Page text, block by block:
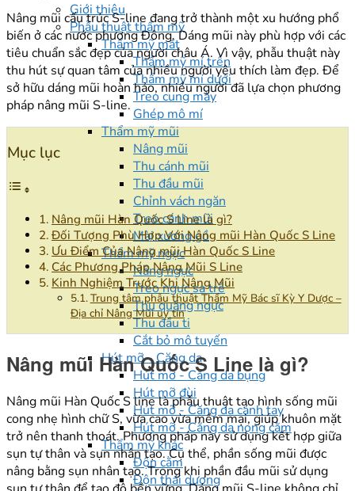
Giới thiệu
Phẫu thuật thẩm mỹ
Thẩm mỹ mắt
Thẩm mỹ mí trên
Thẩm mỹ mí dưới
Treo cung mày
Ghép mô mí
Thẩm mỹ mũi
Nâng mũi
Thu cánh mũi
Thu đầu mũi
Chỉnh vách ngăn
Treo cánh mũi
Mài xương gồ
Thẩm mỹ ngực
Nâng ngực
Treo ngực sa trễ
Thu quầng ngực
Thu đầu ti
Cắt bỏ mô tuyến
Hút mỡ - Căng da
Hút mỡ - Căng da bụng
Hút mỡ đùi
Hút mỡ - Căng da cánh tay
Hút mỡ - Căng da nọng cằm
Thẩm mỹ khác
Độn cằm
Độn thái dương
Nâng mũi cấu trúc S-line đang trở thành một xu hướng phổ
biến ở các nước phương Đông. Dáng mũi này phù hợp với các
tiêu chuẩn sắc đẹp của người châu Á. Vì vậy, phẫu thuật này
thu hút sự quan tâm của nhiều người yêu thích làm đẹp. Để
sở hữu dáng mũi hoàn hảo, nhiều người đã lựa chọn phương
pháp nâng mũi S-line.
Mục lục
Nâng mũi Hàn Quốc S Line là gì?
Đối Tượng Phù Hợp Với Nâng mũi Hàn Quốc S Line
Ưu Điểm Của Nâng mũi Hàn Quốc S Line
Các Phương Pháp Nâng Mũi S Line
Kinh Nghiệm Trước Khi Nâng Mũi
Trung tâm phẫu thuật Thẩm Mỹ Bác sĩ Kỳ Y Dược –
Địa chỉ Nâng Mũi uy tín
Nâng mũi Hàn Quốc S Line là gì?
Nâng mũi Hàn Quốc S line là phẫu thuật tạo hình sống mũi
cong nhẹ hình chữ S, vừa cao vừa mềm mại, giúp khuôn mặt
trở nên thanh thoát. Phương pháp này sử dụng kết hợp giữa
sụn tự thân và sụn nhân tạo. Cụ thể, phần sống mũi được
nâng bằng sụn nhân tạo. Trong khi phần đầu mũi sử dụng